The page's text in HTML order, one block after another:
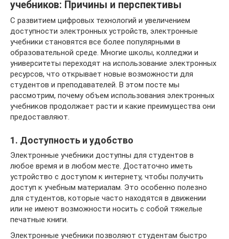
учебников: Причины и перспективы
С развитием цифровых технологий и увеличением
доступности электронных устройств, электронные
учебники становятся все более популярными в
образовательной среде. Многие школы, колледжи и
университеты переходят на использование электронных
ресурсов, что открывает новые возможности для
студентов и преподавателей. В этом посте мы
рассмотрим, почему объем использования электронных
учебников продолжает расти и какие преимущества они
предоставляют.
1. Доступность и удобство
Электронные учебники доступны для студентов в
любое время и в любом месте. Достаточно иметь
устройство с доступом к интернету, чтобы получить
доступ к учебным материалам. Это особенно полезно
для студентов, которые часто находятся в движении
или не имеют возможности носить с собой тяжелые
печатные книги.
Электронные учебники позволяют студентам быстро